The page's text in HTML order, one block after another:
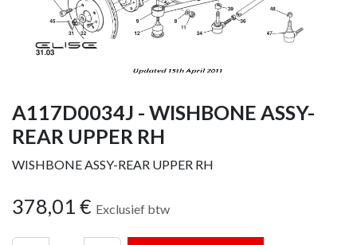
A117D0034J - WISHBONE ASSY-
REAR UPPER RH
WISHBONE ASSY-REAR UPPER RH
378,01 € Exclusief btw